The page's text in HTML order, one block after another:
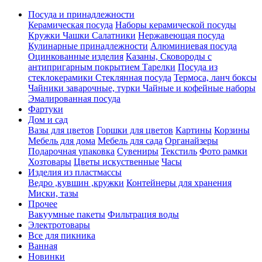
Посуда и принадлежности
Керамическая посуда Наборы керамической посуды
Кружки Чашки Салатники Нержавеющая посуда
Кулинарные принадлежности Алюминиевая посуда
Оцинкованные изделия Казаны, Сковороды с
антипригарным покрытием Тарелки Посуда из
стеклокерамики Стеклянная посуда Термоса, ланч боксы
Чайники заварочные, турки Чайные и кофейные наборы
Эмалированная посуда
Фартуки
Дом и сад
Вазы для цветов Горшки для цветов Картины Корзины
Мебель для дома Мебель для сада Органайзеры
Подарочная упаковка Сувениры Текстиль Фото рамки
Хозтовары Цветы искуственные Часы
Изделия из пластмассы
Ведро ,кувшин ,кружки Контейнеры для хранения
Миски, тазы
Прочее
Вакуумные пакеты Фильтрация воды
Электротовары
Все для пикника
Ванная
Новинки